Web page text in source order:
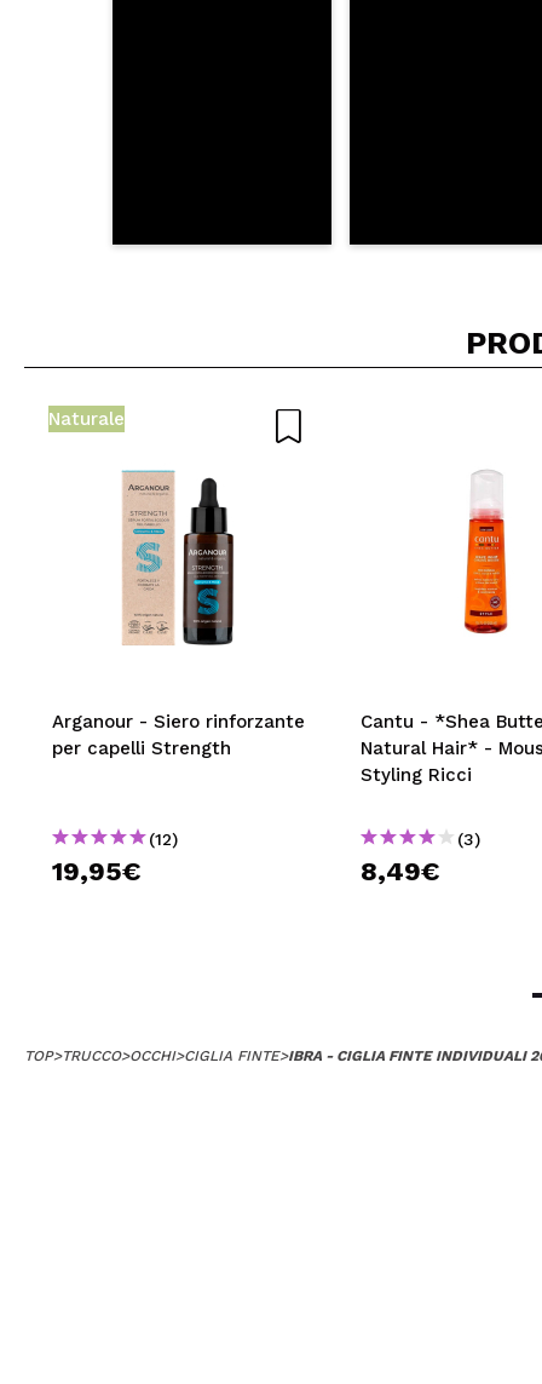
Naturale
Arganour - Siero rinforzante
per capelli Strength
(12)
19,95€
Cantu - *Shea
Natural Hair* -
Styling Ricci
(3)
8,49€
TOP>TRUCCO>OCCHI>CIGLIA FINTE>IBRA - CIGLIA FINTE INDIVIDUALI